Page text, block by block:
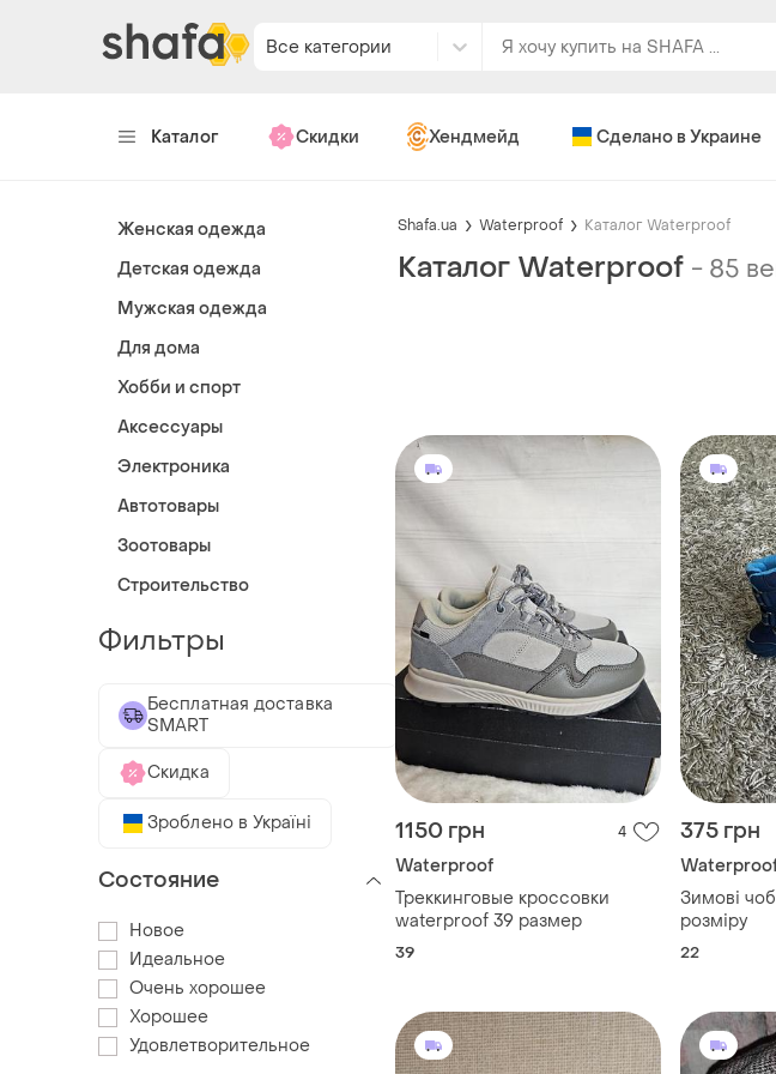
Все категории
Каталог Скидки Хендмейд Сделано в Украине
Shafa.ua Waterproof Каталог Waterproof
Каталог Waterproof - 85
1150 грн 4
Waterproof
Треккинговые кроссовки
waterproof 39 размер
39
375 грн
Зимові
розміру
22
Женская одежда
Детская одежда
Мужская одежда
Для дома
Хобби и спорт
Аксессуары
Электроника
Автотовары
Зоотовары
Строительство
Фильтры
Бесплатная доставка
SMART
Скидка
Зроблено в Україні
Состояние
Новое
Идеальное
Очень хорошее
Хорошее
Удовлетворительное